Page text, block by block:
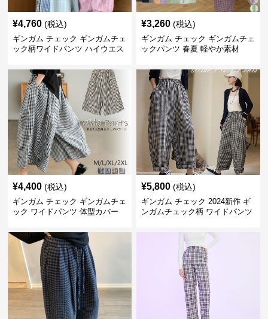
¥4,760 (税込)
ギンガム チェック ギンガムチェ
ック柄ワイドパンツ ハイウエス
¥3,260 (税込)
ギンガム チェック ギンガムチェ
ックパンツ 春夏 軽やか素材
¥4,400 (税込)
ギンガム チェック ギンガムチェ
ック ワイドパンツ 体型カバー
¥5,800 (税込)
ギンガム チェック 2024新作 ギ
ンガムチェック柄 ワイドパンツ